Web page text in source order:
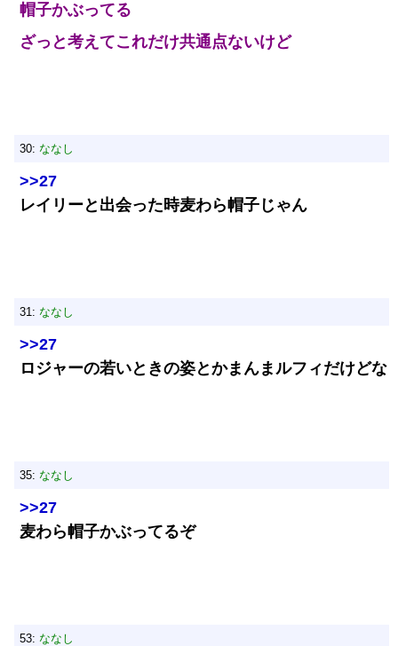
帽子かぶってる
ざっと考えてこれだけ共通点ないけど
30: ななし
>>27
レイリーと出会った時麦わら帽子じゃん
31: ななし
>>27
ロジャーの若いときの姿とかまんまルフィだけどな
35: ななし
>>27
麦わら帽子かぶってるぞ
53: ななし